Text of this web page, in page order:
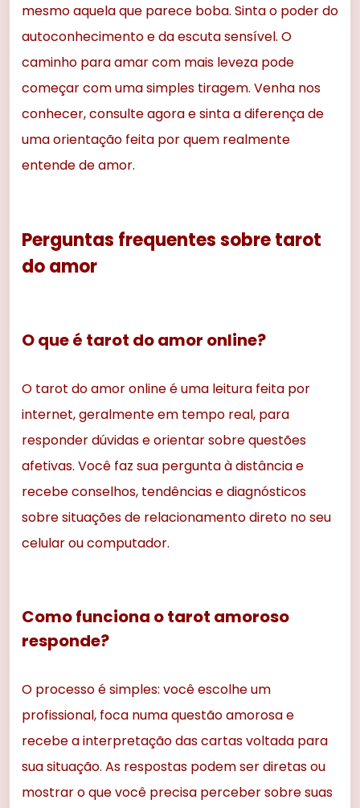
mesmo aquela que parece boba. Sinta o poder do
autoconhecimento e da escuta sensível. O
caminho para amar com mais leveza pode
começar com uma simples tiragem. Venha nos
conhecer, consulte agora e sinta a diferença de
uma orientação feita por quem realmente
entende de amor.
Perguntas frequentes sobre tarot
do amor
O que é tarot do amor online?
O tarot do amor online é uma leitura feita por
internet, geralmente em tempo real, para
responder dúvidas e orientar sobre questões
afetivas. Você faz sua pergunta à distância e
recebe conselhos, tendências e diagnósticos
sobre situações de relacionamento direto no seu
celular ou computador.
Como funciona o tarot amoroso
responde?
O processo é simples: você escolhe um
profissional, foca numa questão amorosa e
recebe a interpretação das cartas voltada para
sua situação. As respostas podem ser diretas ou
mostrar o que você precisa perceber sobre suas